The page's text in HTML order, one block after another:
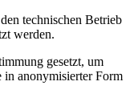
technischen Betrieb
werden.
gesetzt, um
in anonymisierter Form